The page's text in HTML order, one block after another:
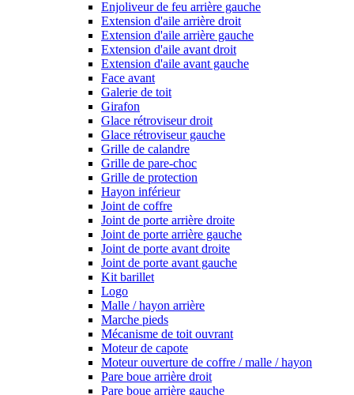
Enjoliveur de feu arrière gauche
Extension d'aile arrière droit
Extension d'aile arrière gauche
Extension d'aile avant droit
Extension d'aile avant gauche
Face avant
Galerie de toit
Girafon
Glace rétroviseur droit
Glace rétroviseur gauche
Grille de calandre
Grille de pare-choc
Grille de protection
Hayon inférieur
Joint de coffre
Joint de porte arrière droite
Joint de porte arrière gauche
Joint de porte avant droite
Joint de porte avant gauche
Kit barillet
Logo
Malle / hayon arrière
Marche pieds
Mécanisme de toit ouvrant
Moteur de capote
Moteur ouverture de coffre / malle / hayon
Pare boue arrière droit
Pare boue arrière gauche